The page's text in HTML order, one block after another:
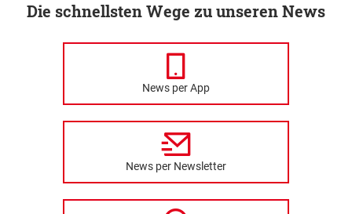
Die schnellsten Wege zu unseren News
News per App
News per Newsletter